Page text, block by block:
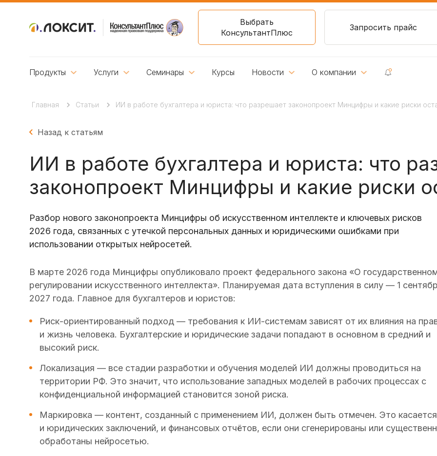
Выбрать
КонсультантПлюс
Запросить прайс
Продукты Услуги Семинары Курсы Новости О компании
Главная Статьи ИИ в работе бухгалтера и юриста: что разрешает законопроект Минцифры и какие риски
Назад к статьям
ИИ в работе бухгалтера и юриста: что
законопроект Минцифры и какие риски
Разбор нового законопроекта Минцифры об искусственном интеллекте и ключевых рисков
2026 года, связанных с утечкой персональных данных и юридическими ошибками при
использовании открытых нейросетей.
В марте 2026 года Минцифры опубликовало проект федерального закона «О
регулировании искусственного интеллекта». Планируемая дата вступления в силу — 1
2027 года. Главное для бухгалтеров и юристов:
Риск-ориентированный подход — требования к ИИ-системам зависят от их влияния на
и жизнь человека. Бухгалтерские и юридические задачи попадают в основном в средний и
высокий риск.
Локализация — все стадии разработки и обучения моделей ИИ должны проводиться на
территории РФ. Это значит, что использование западных моделей в рабочих процессах с
конфиденциальной информацией становится зоной риска.
Маркировка — контент, созданный с применением ИИ, должен быть отмечен. Это касается
и юридических заключений, и финансовых отчётов, если они сгенерированы или
обработаны нейросетью.